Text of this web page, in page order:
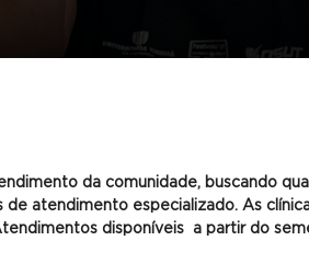
da comunidade, buscando
atendimento especializado. As
disponíveis a partir do